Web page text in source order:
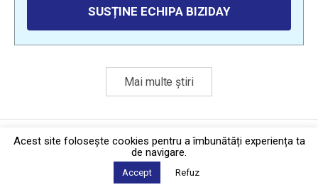
SUSȚINE ECHIPA BIZIDAY
Mai multe știri
Politica de confidențialitate·Contact
2026 © Biziday
Acest site foloseşte cookies pentru a îmbunătăți experiența ta
de navigare.
Accept Refuz